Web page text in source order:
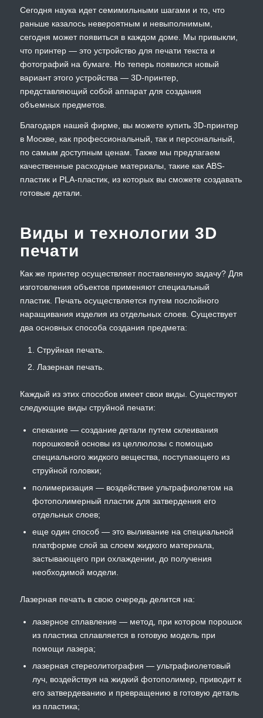
Сегодня наука идет семимильными шагами и то, что
раньше казалось невероятным и невыполнимым,
сегодня может появиться в каждом доме. Мы привыкли,
что принтер — это устройство для печати текста и
фотографий на бумаге. Но теперь появился новый
вариант этого устройства — 3D-принтер,
представляющий собой аппарат для создания
объемных предметов.
Благодаря нашей фирме, вы можете купить 3D-принтер
в Москве, как профессиональный, так и персональный,
по самым доступным ценам. Также мы предлагаем
качественные расходные материалы, такие как ABS-
пластик и PLA-пластик, из которых вы сможете создавать
готовые детали.
Виды и технологии 3D
печати
Как же принтер осуществляет поставленную задачу? Для
изготовления объектов применяют специальный
пластик. Печать осуществляется путем послойного
наращивания изделия из отдельных слоев. Существует
два основных способа создания предмета:
Струйная печать.
Лазерная печать.
Каждый из этих способов имеет свои виды. Существуют
следующие виды струйной печати:
спекание — создание детали путем склеивания
порошковой основы из целлюлозы с помощью
специального жидкого вещества, поступающего из
струйной головки;
полимеризация — воздействие ультрафиолетом на
фотополимерный пластик для затвердения его
отдельных слоев;
еще один способ — это выливание на специальной
платформе слой за слоем жидкого материала,
застывающего при охлаждении, до получения
необходимой модели.
Лазерная печать в свою очередь делится на:
лазерное сплавление — метод, при котором порошок
из пластика сплавляется в готовую модель при
помощи лазера;
лазерная стереолитография — ультрафиолетовый
луч, воздействуя на жидкий фотополимер, приводит к
его затвердеванию и превращению в готовую деталь
из пластика;